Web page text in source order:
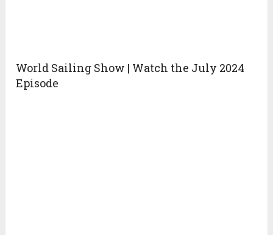
World Sailing Show | Watch the July 2024
Episode